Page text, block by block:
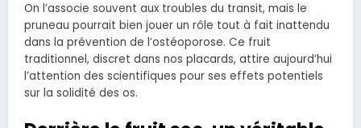
On l’associe souvent aux troubles du transit, mais le
pruneau pourrait bien jouer un rôle tout à fait inattendu
dans la prévention de l’ostéoporose. Ce fruit
traditionnel, discret dans nos placards, attire aujourd’hui
l’attention des scientifiques pour ses effets potentiels
sur la solidité des os.